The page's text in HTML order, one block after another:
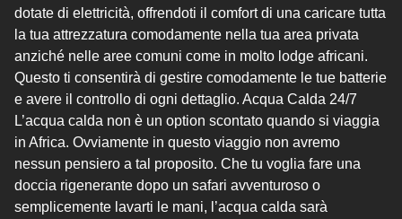
dotate di elettricità, offrendoti il comfort di una caricare tutta
la tua attrezzatura comodamente nella tua area privata
anziché nelle aree comuni come in molto lodge africani.
Questo ti consentirà di gestire comodamente le tue batterie
e avere il controllo di ogni dettaglio. Acqua Calda 24/7
L’acqua calda non è un option scontato quando si viaggia
in Africa. Ovviamente in questo viaggio non avremo
nessun pensiero a tal proposito. Che tu voglia fare una
doccia rigenerante dopo un safari avventuroso o
semplicemente lavarti le mani, l’acqua calda sarà